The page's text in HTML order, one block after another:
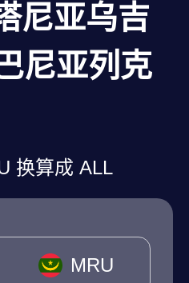
尼亚乌吉
尼亚列克
换算成 ALL
MRU